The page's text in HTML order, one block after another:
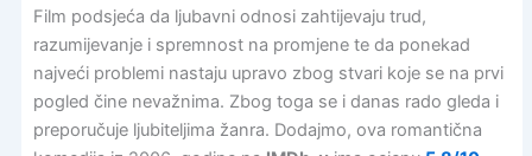
Film podsjeća da ljubavni odnosi zahtijevaju trud,
razumijevanje i spremnost na promjene te da ponekad
najveći problemi nastaju upravo zbog stvari koje se na prvi
pogled čine nevažnima. Zbog toga se i danas rado gleda i
preporučuje ljubiteljima žanra. Dodajmo, ova romantična